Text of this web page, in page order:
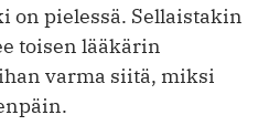
on pielessä. Sellaistakin
toisen lääkärin
varma siitä, miksi